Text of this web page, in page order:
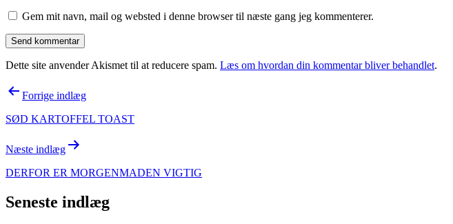
Gem mit navn, mail og websted i denne browser til næste gang jeg kommenterer.
Dette site anvender Akismet til at reducere spam. Læs om hvordan din kommentar bliver behandlet.
Indlægsnavigation
Forrige indlæg
SØD KARTOFFEL TOAST
Næste indlæg
DERFOR ER MORGENMADEN VIGTIG
Seneste indlæg